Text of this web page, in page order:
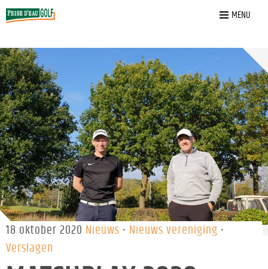
MENU
Home
18 oktober 2020 Nieuws
Nieuws vereniging
Verslagen